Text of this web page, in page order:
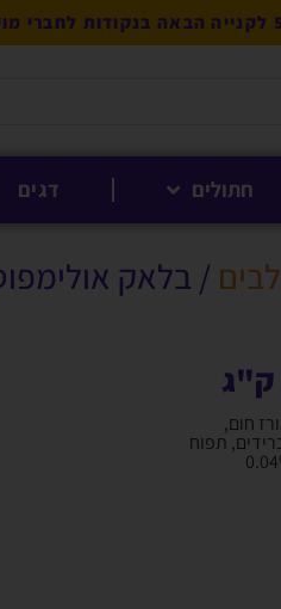
חתולים דגים
/ בלאק אולימפוס
והודו 35%, עוף שעבר תהליך הידרוליזה 15%) ,אורז חום,
סכרידים, תפוח